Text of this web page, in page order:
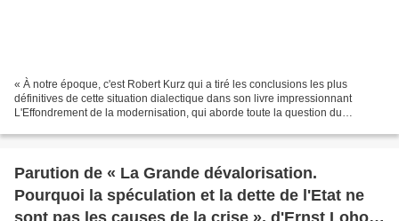
« À notre époque, c'est Robert Kurz qui a tiré les conclusions les plus
définitives de cette situation dialectique dans son livre impressionnant
L'Effondrement de la modernisation, qui aborde toute la question du
Parution de « La Grande dévalorisation.
Pourquoi la spéculation et la dette de l'Etat ne
sont pas les causes de la crise », d'Ernst Lohoff